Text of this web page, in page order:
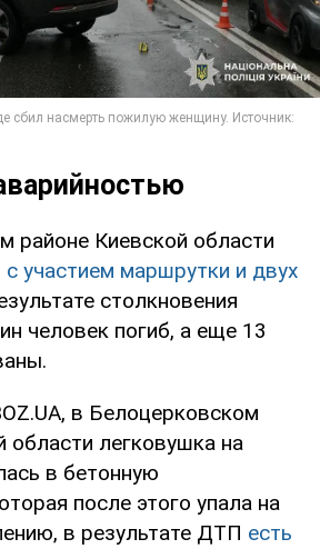
районе Киевской области
с участием маршрутки и двух
столкновения
человек погиб, а еще 13
в Белоцерковском
области легковушка на
в бетонную
после этого упала на
в результате ДТП есть